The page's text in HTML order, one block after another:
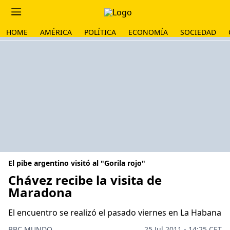
HOME AMÉRICA POLÍTICA ECONOMÍA SOCIEDAD
El pibe argentino visitó al "Gorila rojo"
Chávez recibe la visita de
Maradona
El encuentro se realizó el pasado viernes en La Habana